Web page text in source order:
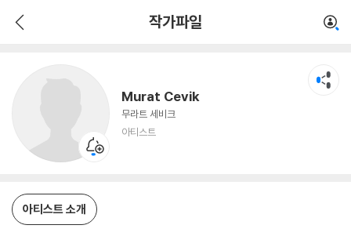
작가파일
Murat Cevik
무라트 세비크
아티스트
아티스트 소개